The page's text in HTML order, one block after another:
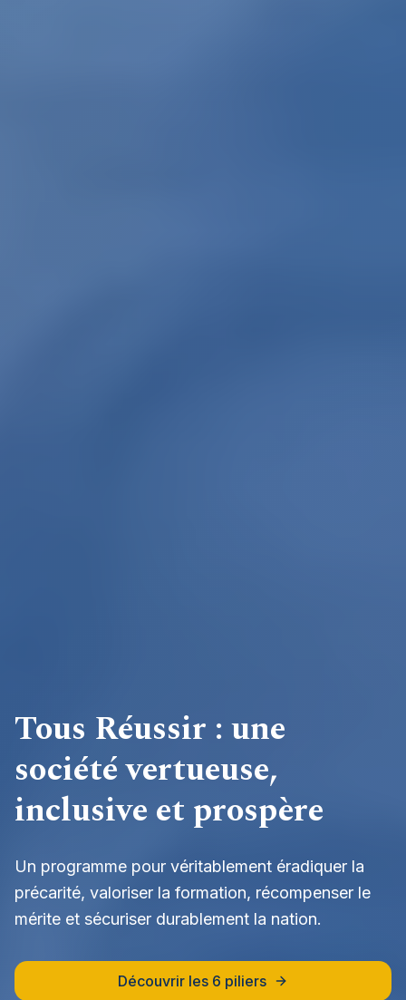
Tous Réussir : une
société vertueuse,
inclusive et prospère
Un programme pour véritablement éradiquer la
précarité, valoriser la formation, récompenser le
mérite et sécuriser durablement la nation.
Découvrir les 6 piliers